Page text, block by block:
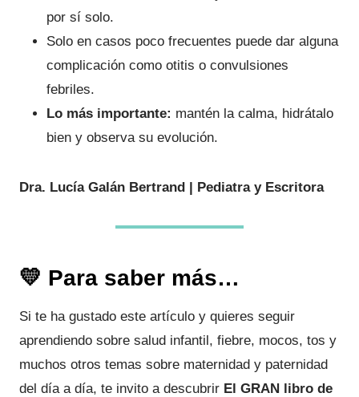
por sí solo.
Solo en casos poco frecuentes puede dar alguna
complicación como otitis o convulsiones
febriles.
Lo más importante: mantén la calma, hidrátalo
bien y observa su evolución.
Dra. Lucía Galán Bertrand | Pediatra y Escritora
💛 Para saber más…
Si te ha gustado este artículo y quieres seguir
aprendiendo sobre salud infantil, fiebre, mocos, tos y
muchos otros temas sobre maternidad y paternidad
del día a día, te invito a descubrir El GRAN libro de